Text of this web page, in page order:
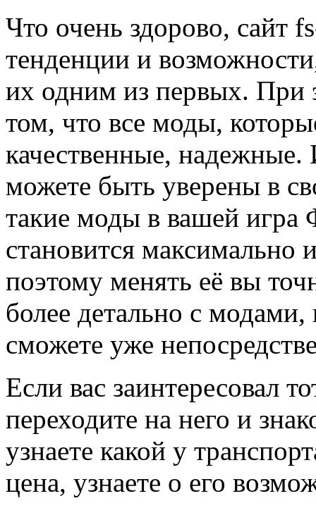
Что очень здорово, сайт
тенденции и
их одним из первых. При
том, что все моды,
качественные, надежные.
можете быть уверены в
такие моды в вашей игра
становится максимально
поэтому менять её вы
более детально с модами,
сможете уже
Если вас заинтересовал
переходите на него и
узнаете какой у
цена, узнаете о его